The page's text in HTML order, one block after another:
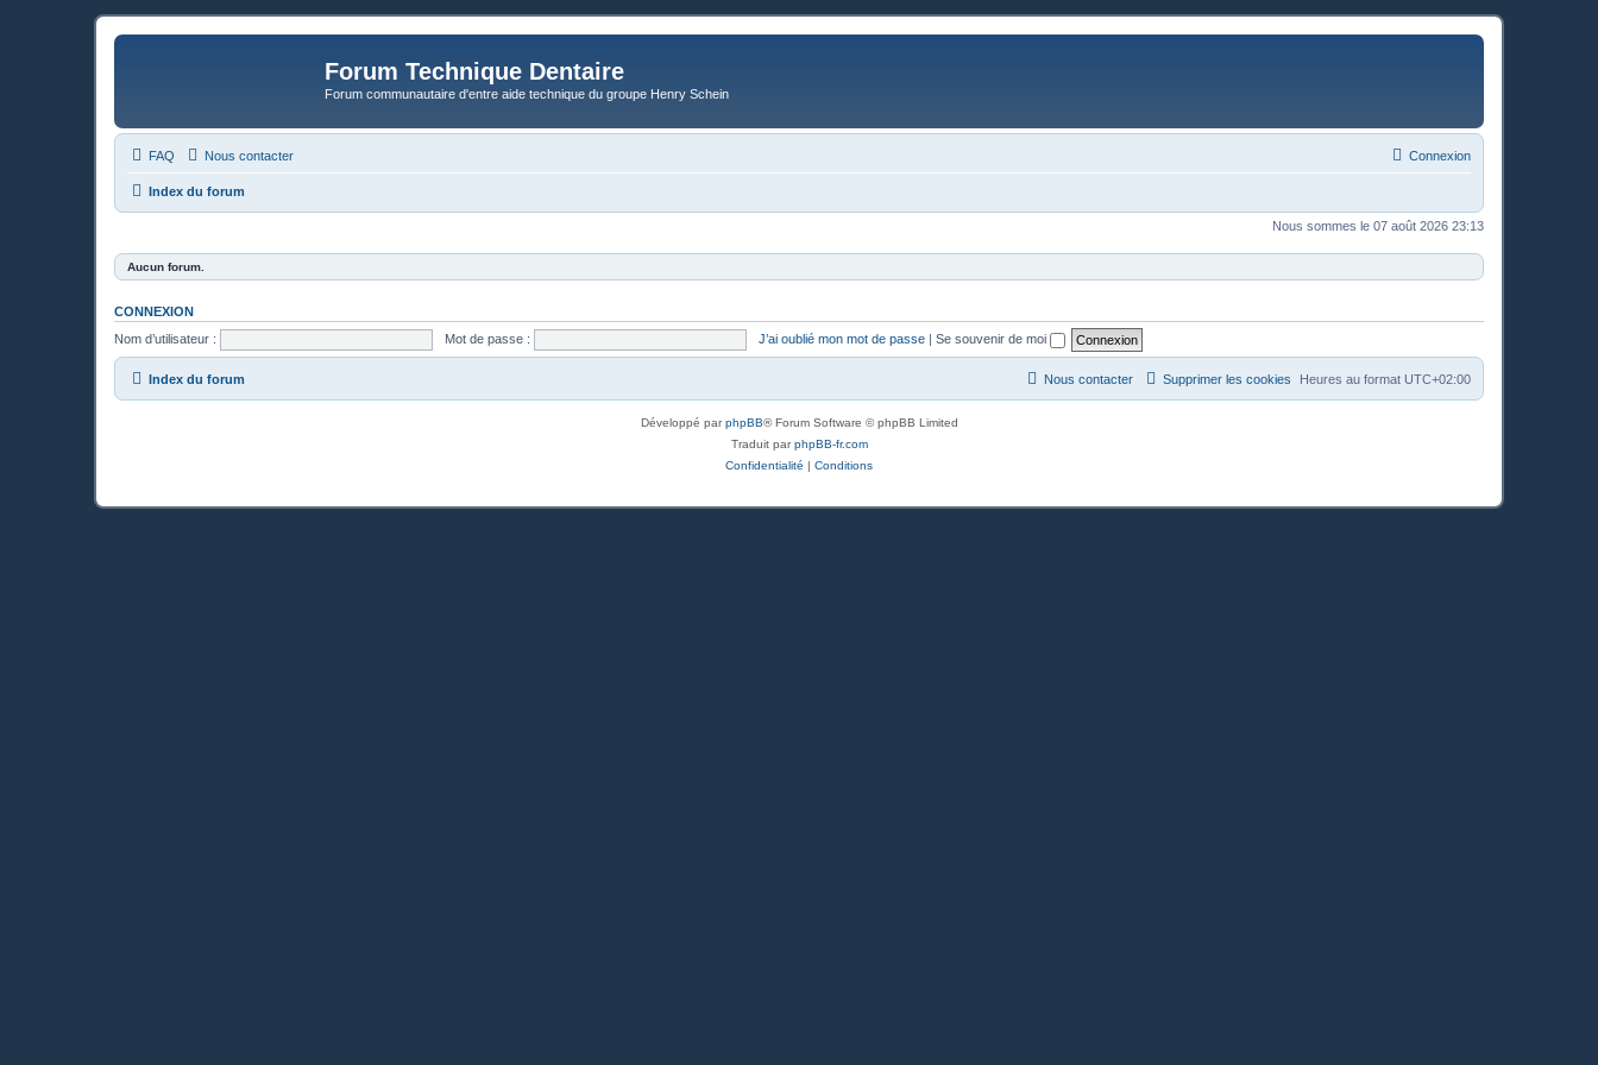
Forum Technique Dentaire
Forum communautaire d'entre aide technique du groupe Henry Schein
FAQ Nous contacter Connexion
Index du forum
Nous sommes le 07 août 2026 23:13
Aucun forum.
CONNEXION
Nom d’utilisateur :
Mot de passe : J’ai oublié mon mot de passe | Se souvenir de moi
Index du forum Heures au format UTC+02:00
Supprimer les cookies
Nous contacter
Développé parphpBB® Forum Software © phpBB Limited
Traduit parphpBB-fr.com
Confidentialité | Conditions